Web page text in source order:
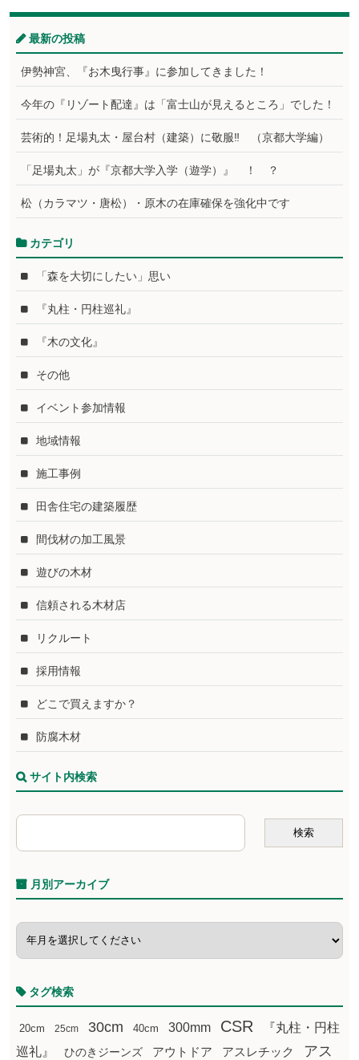
最新の投稿
伊勢神宮、『お木曳行事』に参加してきました！
今年の『リゾート配達』は「富士山が見えるところ」でした！
芸術的！足場丸太・屋台村（建築）に敬服‼ （京都大学編）
「足場丸太」が『京都大学入学（遊学）』 ！ ？
松（カラマツ・唐松）・原木の在庫確保を強化中です
カテゴリ
「森を大切にしたい」思い
『丸柱・円柱巡礼』
『木の文化』
その他
イベント参加情報
地域情報
施工事例
田舎住宅の建築履歴
間伐材の加工風景
遊びの木材
信頼される木材店
リクルート
採用情報
どこで買えますか？
防腐木材
サイト内検索
月別アーカイブ
タグ検索
20cm 25cm 30cm 40cm 300mm CSR
『丸柱・円柱
巡礼』
ひのきジーンズ アウトドア アスレチック
アス